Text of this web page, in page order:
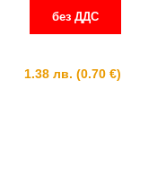
без ДДС
1.38 лв. (0.70 €)